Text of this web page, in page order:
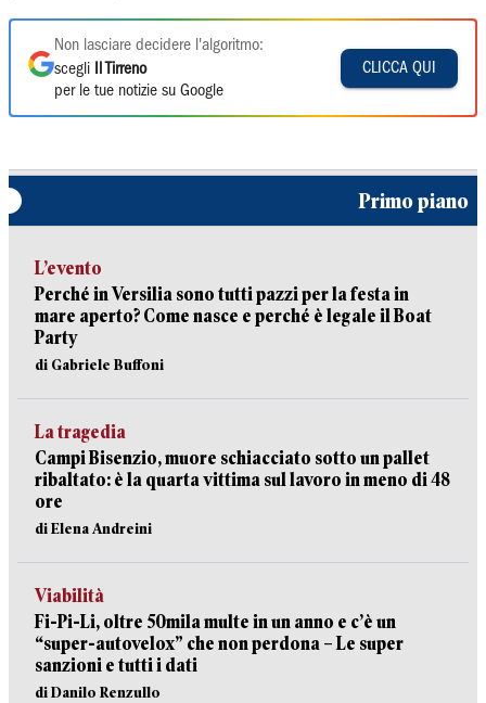
Non lasciare decidere l'algoritmo:
scegli
Il Tirreno
per le tue notizie su Google
CLICCA QUI
Primo piano
L’evento
Perché in Versilia sono tutti pazzi per la festa in
mare aperto? Come nasce e perché è legale il Boat
Party
di Gabriele Buffoni
La tragedia
Campi Bisenzio, muore schiacciato sotto un pallet
ribaltato: è la quarta vittima sul lavoro in meno di 48
ore
di Elena Andreini
Viabilità
Fi-Pi-Li, oltre 50mila multe in un anno e c’è un
“super-autovelox” che non perdona – Le super
sanzioni e tutti i dati
di Danilo Renzullo